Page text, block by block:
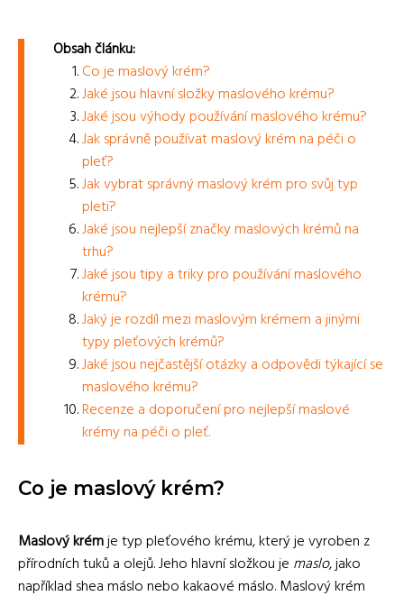
Obsah článku:
Co je maslový krém?
Jaké jsou hlavní složky maslového krému?
Jaké jsou výhody používání maslového krému?
Jak správně používat maslový krém na péči o
pleť?
Jak vybrat správný maslový krém pro svůj typ
pleti?
Jaké jsou nejlepší značky maslových krémů na
trhu?
Jaké jsou tipy a triky pro používání maslového
krému?
Jaký je rozdíl mezi maslovým krémem a jinými
typy pleťových krémů?
Jaké jsou nejčastější otázky a odpovědi týkající se
maslového krému?
Recenze a doporučení pro nejlepší maslové
krémy na péči o pleť.
Co je maslový krém?
Maslový krémje typ pleťového krému, který je vyroben z
přírodních tuků a olejů. Jeho hlavní složkou je maslo, jako
například shea máslo nebo kakaové máslo. Maslový krém